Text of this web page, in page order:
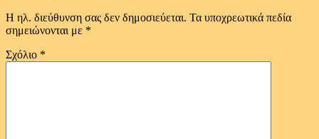
Η ηλ. διεύθυνση σας δεν δημοσιεύεται. Τα υποχρεωτικά πεδία
σημειώνονται με *
Σχόλιο *